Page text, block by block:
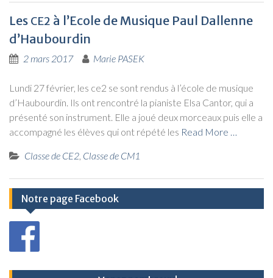
Les CE2 à l’Ecole de Musique Paul Dallenne
d’Haubourdin
2 mars 2017 Marie PASEK
Lun­di 27 février, les ce2 se sont ren­dus à l’école de musique
d’Haubourdin. Ils ont ren­con­tré la pia­niste Elsa Can­tor, qui a
pré­sen­té son ins­tru­ment. Elle a joué deux mor­ceaux puis elle a
accom­pa­gné les élèves qui ont répé­té les Read More …
Classe de CE2, Classe de CM1
Notre page Facebook